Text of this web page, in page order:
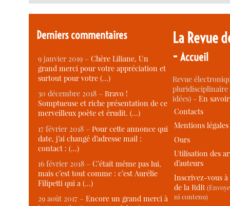
Derniers commentaires
9 janvier 2019 –Chère Liliane, Un
grand merci pour votre appréciation et
surtout pour votre (…)
30 décembre 2018 –Bravo !
Somptueuse et riche présentation de ce
merveilleux poète et érudit. (…)
17 février 2018 –Pour cette annonce qui
date, j’ai changé d’adresse mail :
contact : (…)
16 février 2018 –C’était même pas lui,
mais c’est tout comme : c’est Aurélie
Filipetti qui a (…)
29 août 2017 –Encore un grand merci à
La Revue
-Accueil
Revue
idées) -En
Contacts
Mentions légales
Ours
Utilisation des
d’auteurs
Inscrivez-vous
de la RdR
ni contenu)